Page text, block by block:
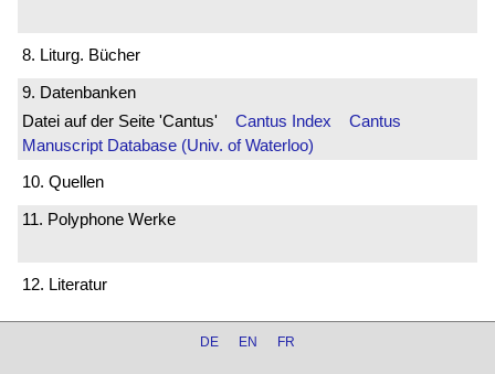
8. Liturg. Bücher
9. Datenbanken
Datei auf der Seite 'Cantus' Cantus Index
Cantus
Manuscript Database (Univ. of Waterloo)
10. Quellen
11. Polyphone Werke
12. Literatur
DE EN FR